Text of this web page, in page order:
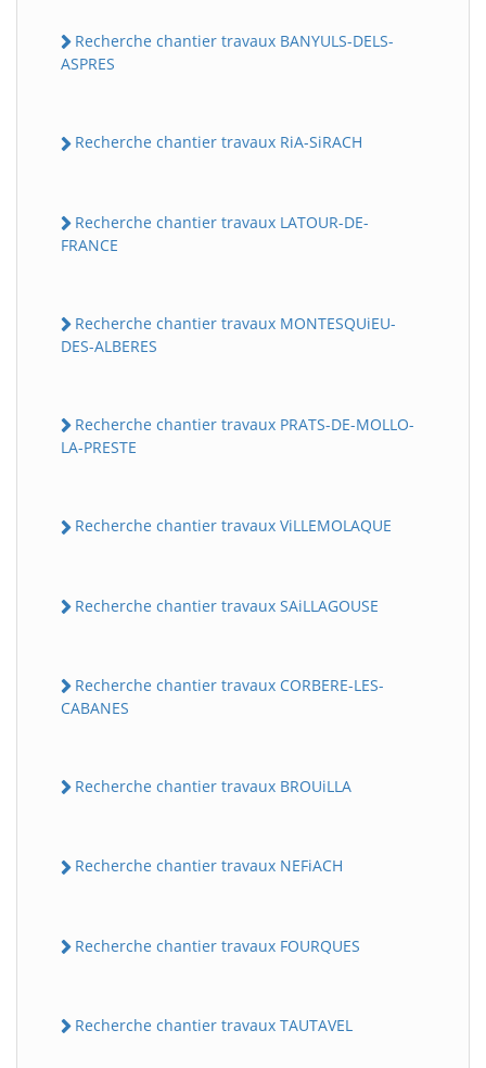
Recherche chantier travaux BANYULS-DELS-
ASPRES
Recherche chantier travaux RiA-SiRACH
Recherche chantier travaux LATOUR-DE-
FRANCE
Recherche chantier travaux MONTESQUiEU-
DES-ALBERES
Recherche chantier travaux PRATS-DE-MOLLO-
LA-PRESTE
Recherche chantier travaux ViLLEMOLAQUE
Recherche chantier travaux SAiLLAGOUSE
Recherche chantier travaux CORBERE-LES-
CABANES
Recherche chantier travaux BROUiLLA
Recherche chantier travaux NEFiACH
Recherche chantier travaux FOURQUES
Recherche chantier travaux TAUTAVEL